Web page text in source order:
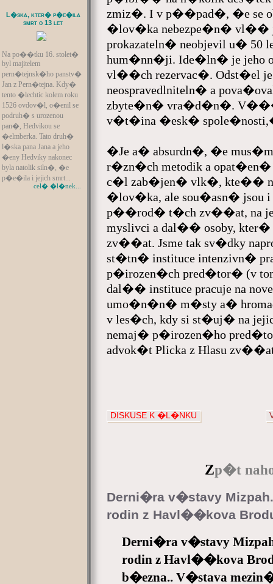
L�ska, kter� p�e�ila
smrt o 13 let
Na po��tku 16. stolet�
byl majitelem
pern�tejnsk�ho panstv�
Jan z Pern�tejna. Kdy�
tento �lechtic kolem roku
1526 ovdov�l, o�enil se
podruh� s urozenou
pan�, Hedvikou se
�elmberka. Tato druh�
l�ska pana Jana a jeho
�eny Hedviky nakonec
byla natolik siln�, �e
p�e�ila i jejich smrt...
cel� �l�nek...
zmiz�. I v p��pad�, �e se
�lov�ka nebezpe�n� vl��
prokazateln� neobjevil u� 50
hum�nn�ji. Ide�ln� je jeho
vl��ch rezervac�. Odst�el
neospravedlniteln� a
zbyte�n� vra�d�n�.
v�t�ina �esk�
�Je a� absurdn�, �e
r�zn�ch metodik a
c�l zab�jen� vlk�, kte��
�lov�ka, ale sou�asn� jsou
p��rod� t�ch zv��at, na
myslivci a dal�� osoby,
zv��at. Jsme tak sv�dky
st�tn� instituce intenzivn�
p�irozen�ch pred�tor� (v
dal�� instituce pracuje na
umo�n�n� m�sty a�
v les�ch, kdy si st�uj� na
nemaj� p�irozen�ho
advok�t Plicka z Hlasu
DISKUSE K �L�NKU
Zp�t
Derni�ra v�stavy
rodin z Havl��kova
Derni�ra v�stavy
rodin z Havl��kova
b�ezna.. V�stava